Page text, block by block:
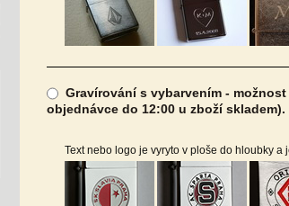
Gravírování s vybarvením -
objednávce do 12:00 u zboží skladem).
Text nebo logo je vyryto v ploše do hloubky a